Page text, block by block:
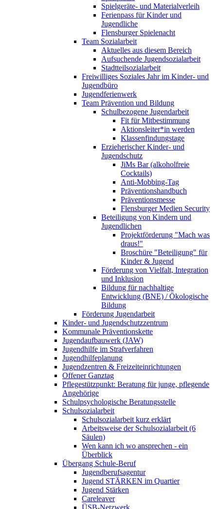
Spielgeräte- und Materialverleih
Ferienpass für Kinder und
Jugendliche
Flensburger Spielenacht
Team Sozialarbeit
Aktuelles aus diesem Bereich
Aufsuchende Jugendsozialarbeit
Stadtteilsozialarbeit
Freiwilliges Soziales Jahr im Kinder- und
Jugendbüro
Jugendferienwerk
Team Prävention und Bildung
Schulbezogene Jugendarbeit
Fit für Mitbestimmung
Aktionsleiter*in werden
Klassenfindungstage
Erzieherischer Kinder- und
Jugendschutz
JiMs Bar (alkoholfreie
Cocktails)
Anti-Mobbing-Tag
Präventionshandbuch
Präventionsmesse
Flensburger Medien Security
Beteiligung von Kindern und
Jugendlichen
Projektförderung "Mach was
draus!"
Broschüre "Beteiligung" für
Kinder & Jugend
Förderung von Vielfalt, Integration
und Inklusion
Bildung für nachhaltige
Entwicklung (BNE) / Ökologische
Bildung
Förderung Jugendarbeit
Kinder- und Jugendschutzzentrum
Kommunale Präventionskette
Jugendaufbauwerk (JAW)
Jugendhilfe im Strafverfahren
Jugendhilfeplanung
Jugendzentren & Freizeiteinrichtungen
Offener Ganztag
Pflegestützpunkt: Beratung für junge, pflegende
Angehörige
Schulpsychologische Beratungsstelle
Schulsozialarbeit
Schulsozialarbeit kurz erklärt
Arbeitsweise der Schulsozialarbeit (6
Säulen)
Wen kann ich wo ansprechen - ein
Überblick
Übergang Schule-Beruf
Jugendberufsagentur
Jugend STÄRKEN im Quartier
Jugend Stärken
Careleaver
ÜSB-Netzwerk